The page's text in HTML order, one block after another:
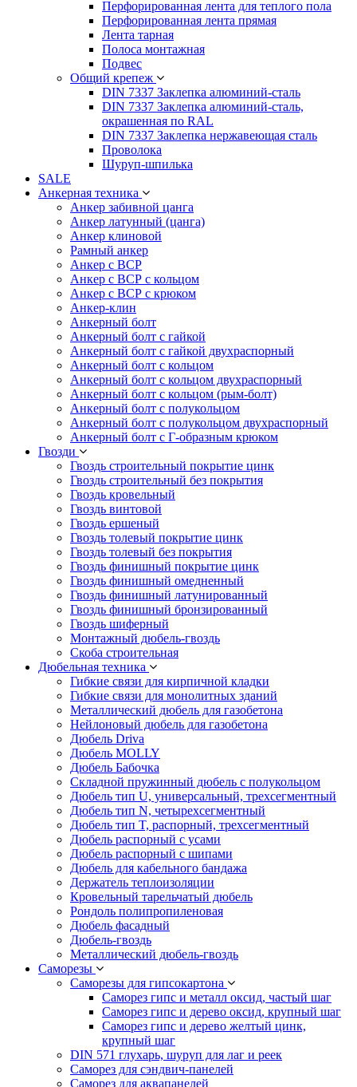
Перфорированная лента для теплого пола
Перфорированная лента прямая
Лента тарная
Полоса монтажная
Подвес
Общий крепеж
DIN 7337 Заклепка алюминий-сталь
DIN 7337 Заклепка алюминий-сталь,
окрашенная по RAL
DIN 7337 Заклепка нержавеющая сталь
Проволока
Шуруп-шпилька
SALE
Анкерная техника
Анкер забивной цанга
Анкер латунный (цанга)
Анкер клиновой
Рамный анкер
Анкер с ВСР
Анкер с ВСР с кольцом
Анкер с ВСР с крюком
Анкер-клин
Анкерный болт
Анкерный болт с гайкой
Анкерный болт с гайкой двухраспорный
Анкерный болт с кольцом
Анкерный болт с кольцом двухраспорный
Анкерный болт с кольцом (рым-болт)
Анкерный болт с полукольцом
Анкерный болт с полукольцом двухраспорный
Анкерный болт с Г-образным крюком
Гвозди
Гвоздь строительный покрытие цинк
Гвоздь строительный без покрытия
Гвоздь кровельный
Гвоздь винтовой
Гвоздь ершеный
Гвоздь толевый покрытие цинк
Гвоздь толевый без покрытия
Гвоздь финишный покрытие цинк
Гвоздь финишный омедненный
Гвоздь финишный латунированный
Гвоздь финишный бронзированный
Гвоздь шиферный
Монтажный дюбель-гвоздь
Скоба строительная
Дюбельная техника
Гибкие связи для кирпичной кладки
Гибкие связи для монолитных зданий
Металлический дюбель для газобетона
Нейлоновый дюбель для газобетона
Дюбель Driva
Дюбель MOLLY
Дюбель Бабочка
Складной пружинный дюбель с полукольцом
Дюбель тип U, универсальный, трехсегментный
Дюбель тип N, четырехсегментный
Дюбель тип T, распорный, трехсегментный
Дюбель распорный с усами
Дюбель распорный с шипами
Дюбель для кабельного бандажа
Держатель теплоизоляции
Кровельный тарельчатый дюбель
Рондоль полипропиленовая
Дюбель фасадный
Дюбель-гвоздь
Металлический дюбель-гвоздь
Саморезы
Саморезы для гипсокартона
Саморез гипс и металл оксид, частый шаг
Саморез гипс и дерево оксид, крупный шаг
Саморез гипс и дерево желтый цинк,
крупный шаг
DIN 571 глухарь, шуруп для лаг и реек
Саморез для сэндвич-панелей
Саморез для аквапанелей